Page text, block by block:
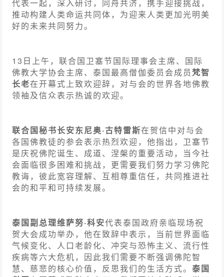
代表一起，深入研讨，同舟共济，携手迎接挑战，
推动构建人类命运共同体，为迎来人类更加光明美
好的未来共同努力。
13日上午，联合国卫塞节国际理事会主席、国际
佛教大学协会主席、泰国最高僧伽委员会成员梵智
长老在开幕式上致欢迎辞，对与会的世界各地佛教
领袖及信众表示热诚的欢迎。
联合国秘书长安东尼奥·古特雷斯在贺信中对与会
各国佛教徒的参会表示热烈欢迎，他指出，卫塞节
是庆祝佛陀诞生、成道、涅槃的重要活动，当今社
会面临很多困难和挑战，更需要我们努力学习佛陀
教诲，彼此宽容理解、互相尊重信任，共同推进社
会的和平和可持续发展。
泰国副总理维萨努·科安代表泰国政府亲临现场祝
贺大会成功举办，他在致辞中表示，当前世界面临
气候变化、人口老龄化、冲突与恐怖主义、流行性
疾病等六大危机，因此我们需要不断强调佛陀智
慧、慈悲的核心价值，反思我们的生活方式。泰国